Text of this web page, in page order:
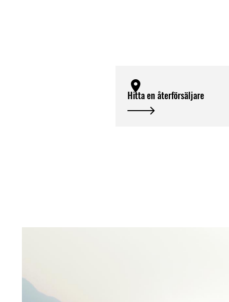
Hitta en återförsäljare